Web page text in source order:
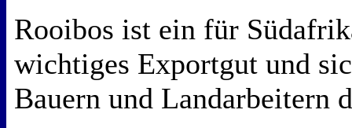
Rooibos ist ein für
wichtiges Exportgut und
Bauern und Landarbeitern